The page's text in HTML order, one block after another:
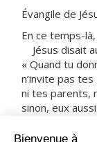
Évangile de
En ce temps-là,
Jésus disait
« Quand tu
n’invite pas
ni tes parents,
sinon, eux
Au contraire,